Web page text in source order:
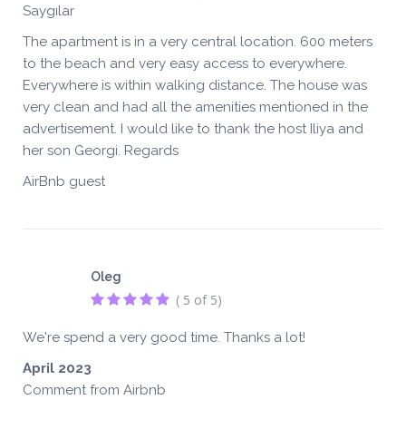
Saygılar
The apartment is in a very central location. 600 meters
to the beach and very easy access to everywhere.
Everywhere is within walking distance. The house was
very clean and had all the amenities mentioned in the
advertisement. I would like to thank the host Iliya and
her son Georgi. Regards
AirBnb guest
Oleg
( 5 of 5)
We're spend a very good time. Thanks a lot!
April 2023
Comment from Airbnb